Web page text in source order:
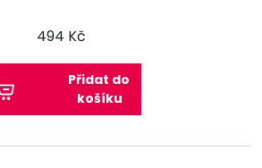
494 Kč
Přidat do
košíku